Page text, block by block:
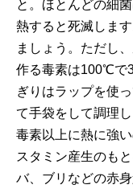
と。ほとんどの細
熱すると死滅しま
ましょう。ただし
作る毒素は100℃で
ぎりはラップを使
て手袋をして調理
毒素以上に熱に強
スタミン産生のも
バ、ブリなどの赤